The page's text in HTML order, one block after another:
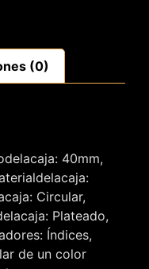
(0)
40mm,
Circular,
Plateado,
Índices,
de un color